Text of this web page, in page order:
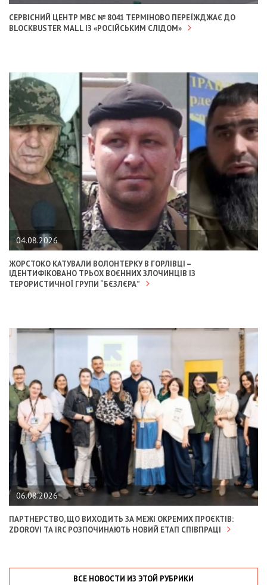
СЕРВІСНИЙ ЦЕНТР МВС № 8041 ТЕРМІНОВО ПЕРЕЇЖДЖАЄ ДО
BLOCKBUSTER MALL ІЗ «РОСІЙСЬКИМ СЛІДОМ»
04.08.2026
ЖОРСТОКО КАТУВАЛИ ВОЛОНТЕРКУ В ГОРЛІВЦІ –
ІДЕНТИФІКОВАНО ТРЬОХ ВОЄННИХ ЗЛОЧИНЦІВ ІЗ
ТЕРОРИСТИЧНОЇ ГРУПИ “БЄЗЛЄРА”
06.08.2026
ПАРТНЕРСТВО, ЩО ВИХОДИТЬ ЗА МЕЖІ ОКРЕМИХ ПРОЄКТІВ:
ZDOROVI ТА IRC РОЗПОЧИНАЮТЬ НОВИЙ ЕТАП СПІВПРАЦІ
ВСЕ НОВОСТИ ИЗ ЭТОЙ РУБРИКИ